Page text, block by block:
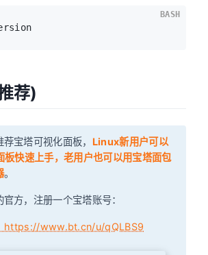
BASH
荐)
宝塔可视化面板， Linux新用户可以
板快速上手，老用户也可以用宝塔面包
。
方，注册一个宝塔账号：
https://www.bt.cn/u/qQLBS9